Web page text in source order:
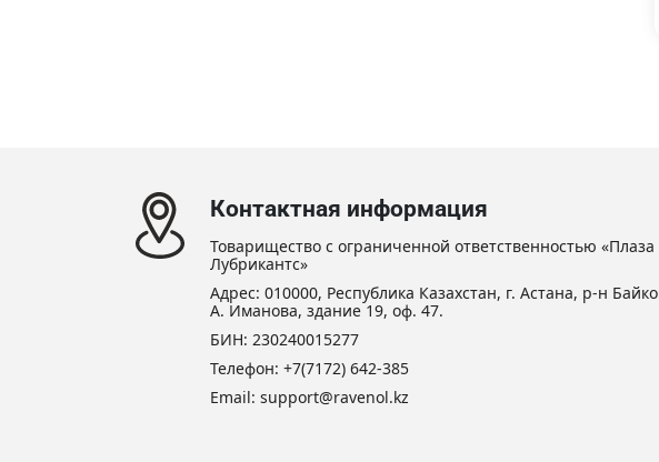
Контактная информация
Товарищество с ограниченной ответственностью «Плаза
Лубрикантс»
Адрес: 010000, Республика Казахстан, г. Астана, р-н
А. Иманова, здание 19, оф. 47.
БИН: 230240015277
Телефон: +7(7172) 642-385
Email: support@ravenol.kz